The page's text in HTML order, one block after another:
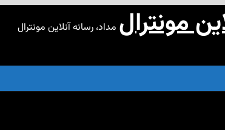
مداد، رسانه آنلاین مونترال